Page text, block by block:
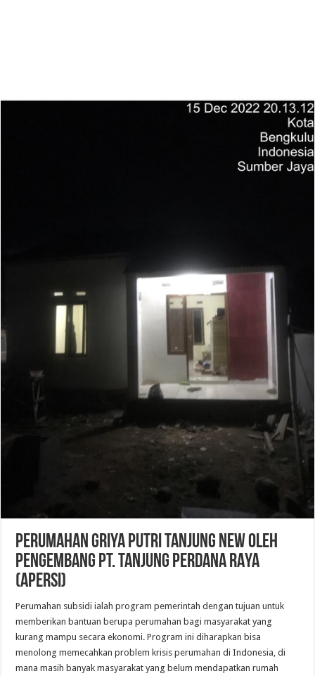
Perumahan Griya Putri Tanjung New oleh
pengembang PT. TANJUNG PERDANA RAYA
(APERSI)
Perumahan subsidi ialah program pemerintah dengan tujuan untuk
memberikan bantuan berupa perumahan bagi masyarakat yang
kurang mampu secara ekonomi. Program ini diharapkan bisa
menolong memecahkan problem krisis perumahan di Indonesia, di
mana masih banyak masyarakat yang belum mendapatkan rumah